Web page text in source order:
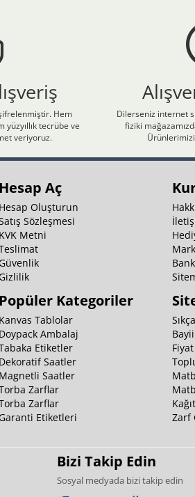
Hem
yüzyıllık tecrübe ve
veriyoruz.
Dilerseniz internet
fiziki
Hesap Aç
Hesap Oluşturun
Sözleşmesi
KVK Metni
Güvenlik
Gizlilik
Popüler Kategoriler
Kanvas Tablolar
Doypack Ambalaj
Etiketler
Dekoratif Saatler
Magnetli Saatler
Zarflar
Zarflar
Garanti Etiketleri
Zarf
Bizi Takip Edin
Sosyal medyada bizi takip edin